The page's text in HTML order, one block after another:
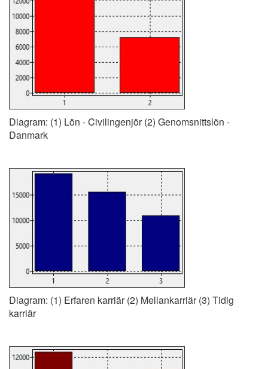
Diagram: (1) Lön - Civilingenjör (2) Genomsnittslön -
Danmark
Diagram: (1) Erfaren karriär (2) Mellankarriär (3) Tidig
karriär